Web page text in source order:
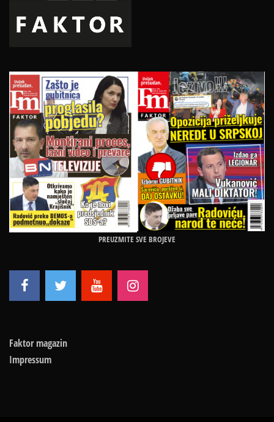
PREUZMITE SVE BROJEVE
Faktor magazin
Impressum